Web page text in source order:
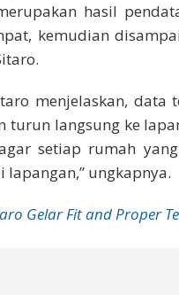
hasil
kemudian
menjelaskan,
turun langsung ke
setiap rumah
lapangan,” ungkapnya.
Gelar Fit and Proper